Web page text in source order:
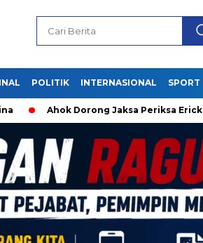
POLITIK INTERNASIONAL SPORT
Ahok Dorong Jaksa Periksa Erick